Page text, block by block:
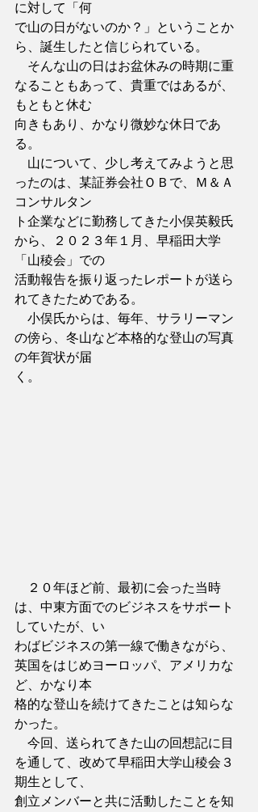
に対して「何
で山の日がないのか？」ということか
ら、誕生したと信じられている。
そんな山の日はお盆休みの時期に重
なることもあって、貴重ではあるが、
もともと休む
向きもあり、かなり微妙な休日であ
る。
山について、少し考えてみようと思
ったのは、某証券会社ＯＢで、Ｍ＆Ａ
コンサルタン
ト企業などに勤務してきた小俣英毅氏
から、２０２３年１月、早稲田大学
「山稜会」での
活動報告を振り返ったレポートが送ら
れてきたためである。
小俣氏からは、毎年、サラリーマン
の傍ら、冬山など本格的な登山の写真
の年賀状が届
く。
２０年ほど前、最初に会った当時
は、中東方面でのビジネスをサポート
していたが、い
わばビジネスの第一線で働きながら、
英国をはじめヨーロッパ、アメリカな
ど、かなり本
格的な登山を続けてきたことは知らな
かった。
今回、送られてきた山の回想記に目
を通して、改めて早稲田大学山稜会３
期生として、
創立メンバーと共に活動したことを知